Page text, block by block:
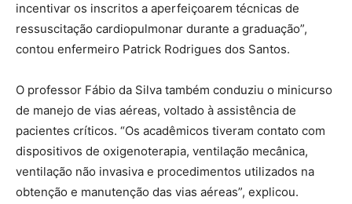
incentivar os inscritos a aperfeiçoarem técnicas de
ressuscitação cardiopulmonar durante a graduação”,
contou enfermeiro Patrick Rodrigues dos Santos.
O professor Fábio da Silva também conduziu o minicurso
de manejo de vias aéreas, voltado à assistência de
pacientes críticos. “Os acadêmicos tiveram contato com
dispositivos de oxigenoterapia, ventilação mecânica,
ventilação não invasiva e procedimentos utilizados na
obtenção e manutenção das vias aéreas”, explicou.